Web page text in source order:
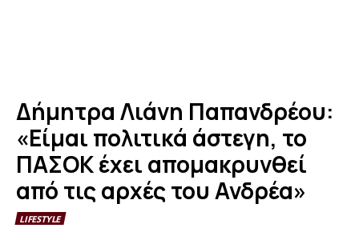
Δήμητρα Λιάνη Παπανδρέου:
«Είμαι πολιτικά άστεγη, το
ΠΑΣΟΚ έχει απομακρυνθεί
από τις αρχές του Ανδρέα»
LIFESTYLE